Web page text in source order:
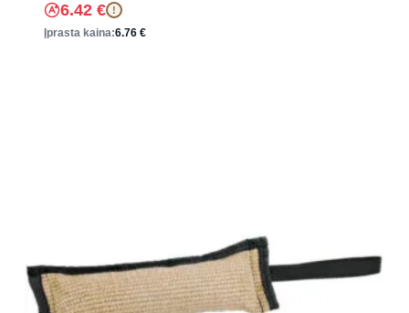
6.42 € !
Įprasta kaina:6.76 €